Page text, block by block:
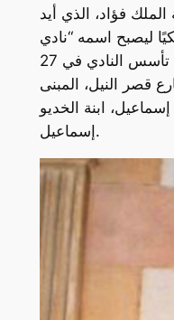
فؤاد، الذي أيد
ليصبح اسمه “نادي
السيارات الملكي المصري”. تأسس النادي في 27
بشارع قصر النيل، المبنى
ابنة الخديو
إسماعيل.